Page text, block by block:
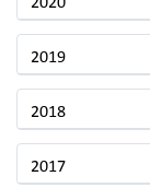
2019
2018
2017